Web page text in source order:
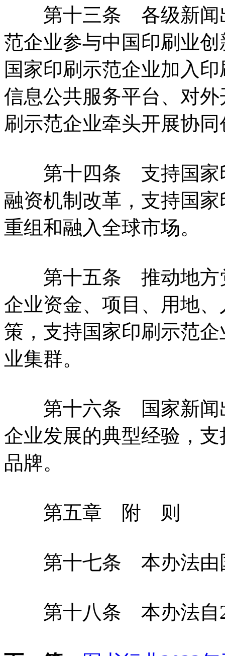
第十三条 各级新闻出
范企业参与中国印刷业
国家印刷示范企业加入
信息公共服务平台、对
刷示范企业牵头开展协同
第十四条 支持国家印
融资机制改革，支持国
重组和融入全球市场。
第十五条 推动地方党
企业资金、项目、用地
策，支持国家印刷示范
业集群。
第十六条 国家新闻出
企业发展的典型经验，
品牌。
第五章 附 则
第十七条 本办法由国
第十八条 本办法自